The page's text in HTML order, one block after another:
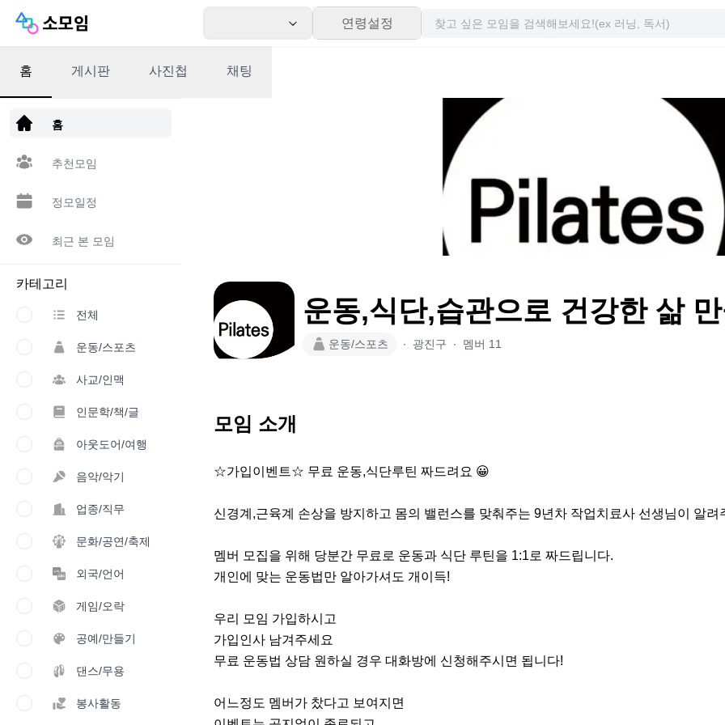
연령설정
앱 다운로드
홈
추천모임
정모일정
최근 본 모임
카테고리
전체
운동/스포츠
사교/인맥
인문학/책/글
아웃도어/여행
음악/악기
업종/직무
문화/공연/축제
외국/언어
게임/오락
공예/만들기
댄스/무용
봉사활동
홈 게시판 사진첩 채팅
운동,식단,습관으로 건강한 삶
운동/스포츠 ∙ 광진구 ∙ 멤버 11
모임 소개
☆가입이벤트☆ 무료 운동,식단루틴 짜드려요 😀
신경계,근육계 손상을 방지하고 몸의 밸런스를 맞춰주는 9년차 작업치료사 선생님이 알려
멤버 모집을 위해 당분간 무료로 운동과 식단 루틴을 1:1로 짜드립니다.
개인에 맞는 운동법만 알아가셔도 개이득!
우리 모임 가입하시고
가입인사 남겨주세요
무료 운동법 상담 원하실 경우 대화방에 신청해주시면 됩니다!
어느정도 멤버가 찼다고 보여지면